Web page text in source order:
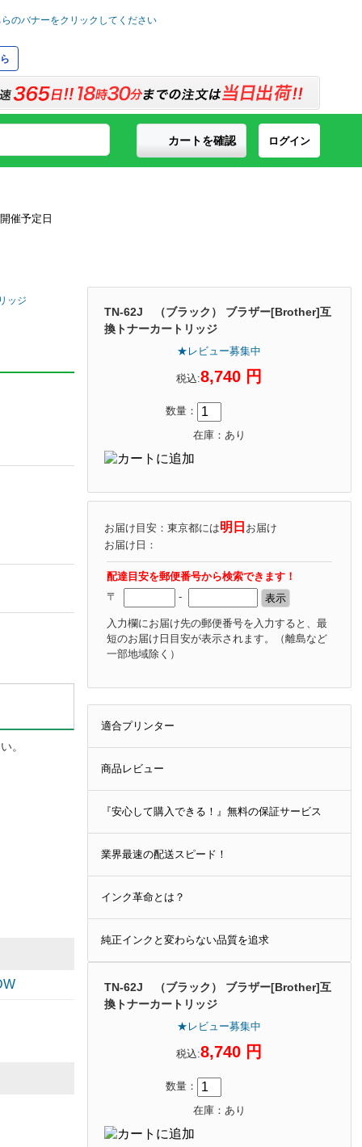
ログイン
カートを確認
ッジ
TN-62J （ブラック） ブラザー[Brother]互
換トナーカートリッジ
★レビュー募集中
税込:8,740 円
数量：
在庫：あり
お届け目安：東京都には明日 お届け
お届け日：
配達目安を郵便番号から検索できます！
〒
-
入力欄にお届け先の郵便番号を入力すると、最
短のお届け日目安が表示されます。
（離島など
一部地域除く）
適合プリンター
商品レビュー
『安心して購入できる！』無料の保証サービス
業界最速の配送スピード！
インク革命とは？
純正インクと変わらない品質を追求
TN-62J （ブラック） ブラザー[Brother]互
換トナーカートリッジ
★レビュー募集中
税込:8,740 円
数量：
在庫：あり
。